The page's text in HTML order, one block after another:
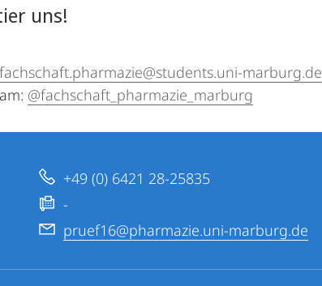
uns!
fachschaft.pharmazie@students.uni-marburg.de
@fachschaft_pharmazie_marburg
+49 (0) 6421 28-25835
-
pruef16@pharmazie.uni-marburg.de